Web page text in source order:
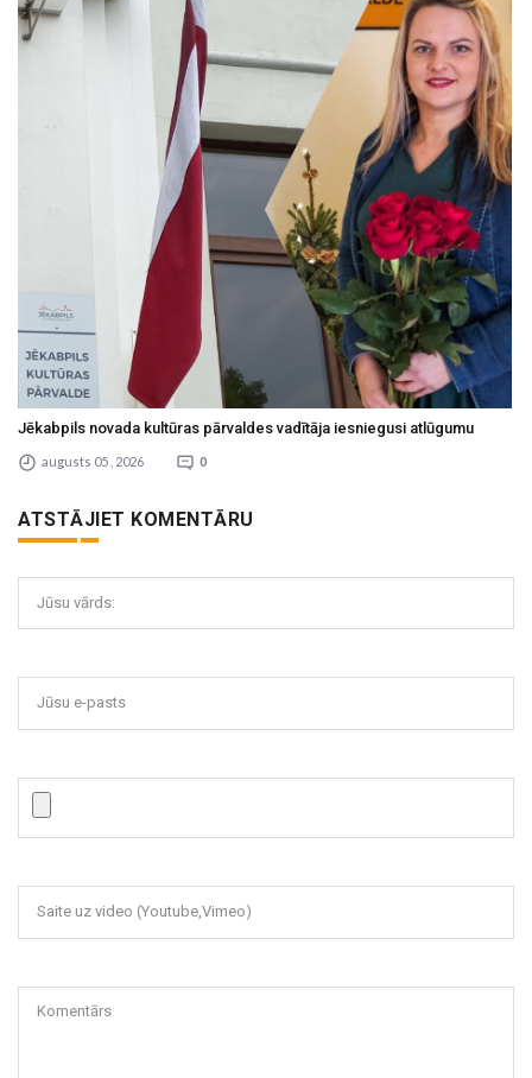
Jēkabpils novada kultūras pārvaldes vadītāja iesniegusi atlūgumu
augusts 05 , 2026 0
ATSTĀJIET KOMENTĀRU
Jūsu vārds:
Jūsu e-pasts
Saite uz video (Youtube,Vimeo)
Komentārs